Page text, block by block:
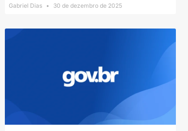
Gabriel Dias 30 de dezembro de 2025